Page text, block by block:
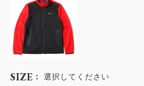
SIZE 選択してください